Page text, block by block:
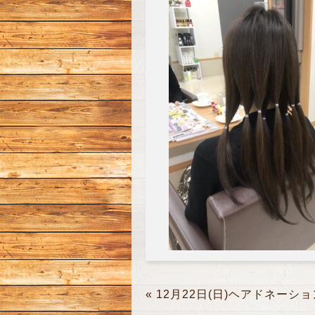
« 12月22日(日)ヘアドネーショ